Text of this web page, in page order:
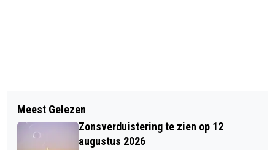
GELDERSE STATENFRACTIES PVDA EN
GROENLINKS TREKKEN AAN DE BEL
OVER VASTLOPENDE WONINGBOUW
A12: GROOT ONDERHOUD TUSSEN
UTRECHT EN VEENENDAAL
Meest Gelezen
Zonsverduistering te zien op 12
augustus 2026